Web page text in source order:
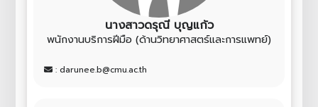
นางสาวดรุณี บุญแก้ว
พนักงานบริการฝีมือ (ด้านวิทยาศาสตร์และการแพทย์)
: darunee.b@cmu.ac.th